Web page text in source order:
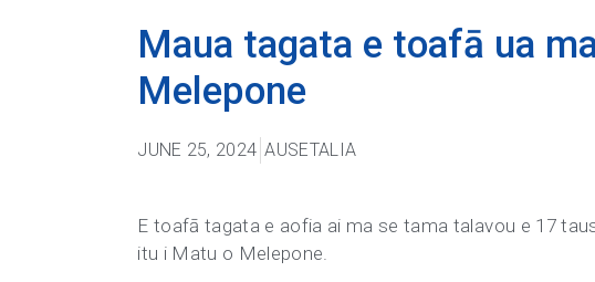
Maua tagata e toafā ua
Melepone
JUNE 25, 2024 AUSETALIA
E toafā tagata e aofia ai ma se tama talavou e 17
itu i Matu o Melepone.